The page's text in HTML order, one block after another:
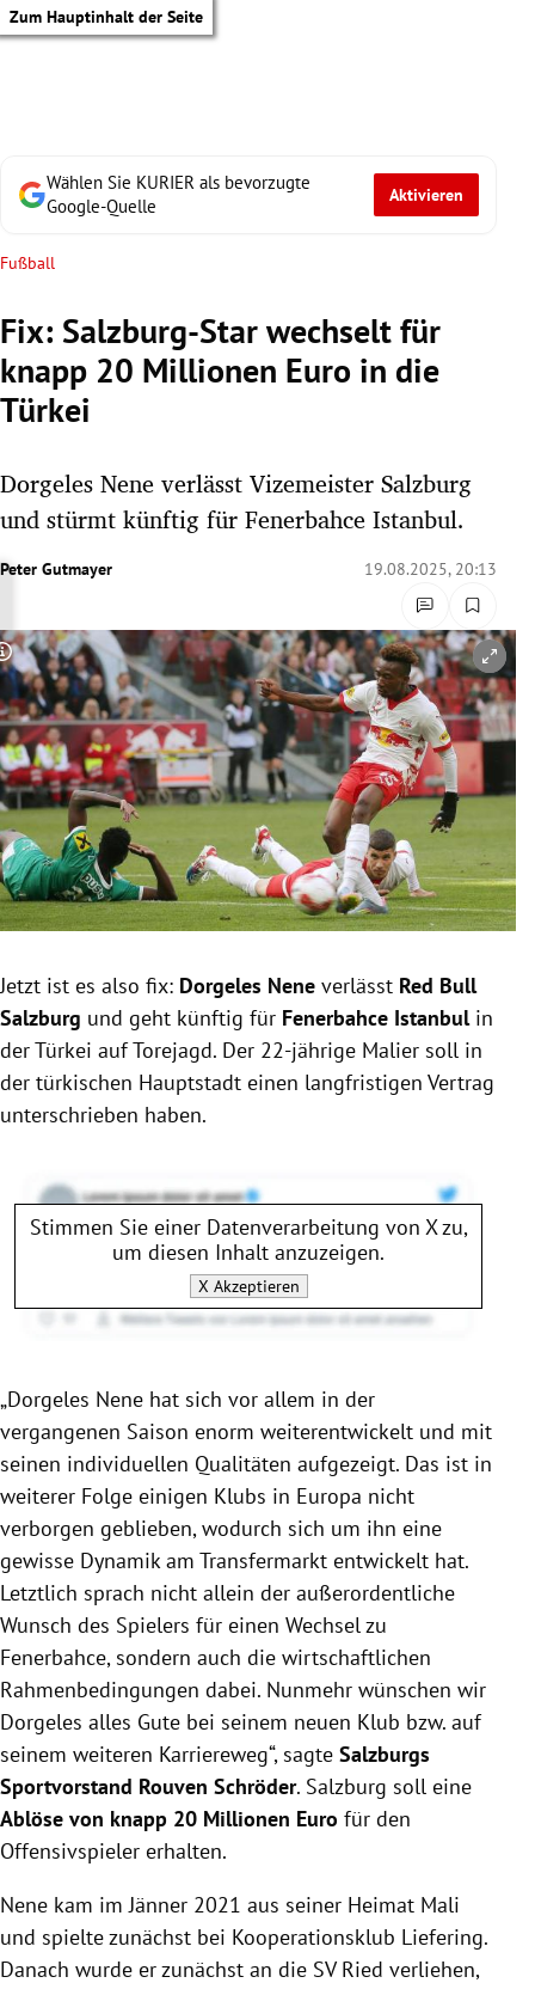
Zum Hauptinhalt der Seite
Untermenü
Untermenü
Untermenü
Untermenü
Untermenü
Untermenü
Untermenü
Untermenü
Wählen Sie KURIER als bevorzugte
Google-Quelle
Aktivieren
Fußball
Fix: Salzburg-Star wechselt für
knapp 20 Millionen Euro in die
Türkei
Dorgeles Nene verlässt Vizemeister Salzburg
und stürmt künftig für Fenerbahce Istanbul.
Peter Gutmayer 19.08.2025, 20:13
Copyright-Hinweis öffnen/schließen
Jetzt ist es also fix: Dorgeles Nene verlässt Red Bull
Salzburg und geht künftig für Fenerbahce Istanbulin
der Türkei auf Torejagd. Der 22-jährige Malier soll in
der türkischen Hauptstadt einen langfristigen Vertrag
unterschrieben haben.
Stimmen Sie einer Datenverarbeitung von Xzu,
um diesen Inhalt anzuzeigen.
X Akzeptieren
„Dorgeles Nene hat sich vor allem in der
vergangenen Saison enorm weiterentwickelt und mit
seinen individuellen Qualitäten aufgezeigt. Das ist in
weiterer Folge einigen Klubs in Europa nicht
verborgen geblieben, wodurch sich um ihn eine
gewisse Dynamik am Transfermarkt entwickelt hat.
Letztlich sprach nicht allein der außerordentliche
Wunsch des Spielers für einen Wechsel zu
Fenerbahce, sondern auch die wirtschaftlichen
Rahmenbedingungen dabei. Nunmehr wünschen wir
Dorgeles alles Gute bei seinem neuen Klub bzw. auf
seinem weiteren Karriereweg“, sagte Salzburgs
Sportvorstand Rouven Schröder. Salzburg soll eine
Ablöse von knapp 20 Millionen Euro für den
Offensivspieler erhalten.
Nene kam im Jänner 2021 aus seiner Heimat Mali
und spielte zunächst bei Kooperationsklub Liefering.
Danach wurde er zunächst an die SV Ried verliehen,